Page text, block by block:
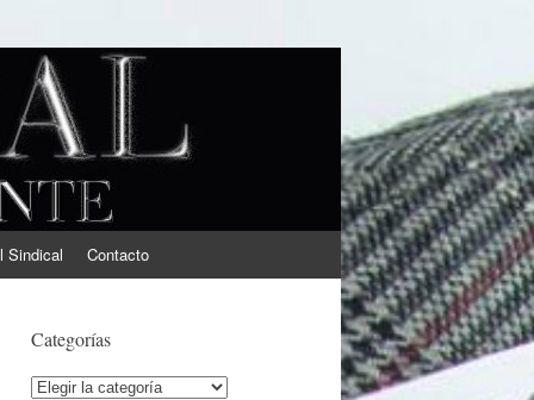
Sindical Contacto
Categorías
Categorías